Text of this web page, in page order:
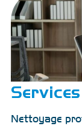
Nettoyage